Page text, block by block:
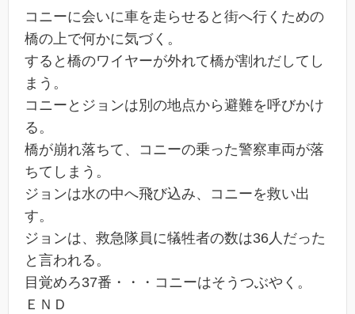
コニーに会いに車を走らせると街へ行くための
橋の上で何かに気づく。
すると橋のワイヤーが外れて橋が割れだしてし
まう。
コニーとジョンは別の地点から避難を呼びかけ
る。
橋が崩れ落ちて、コニーの乗った警察車両が落
ちてしまう。
ジョンは水の中へ飛び込み、コニーを救い出
す。
ジョンは、救急隊員に犠牲者の数は36人だった
と言われる。
目覚めろ37番・・・コニーはそうつぶやく。
ＥＮＤ